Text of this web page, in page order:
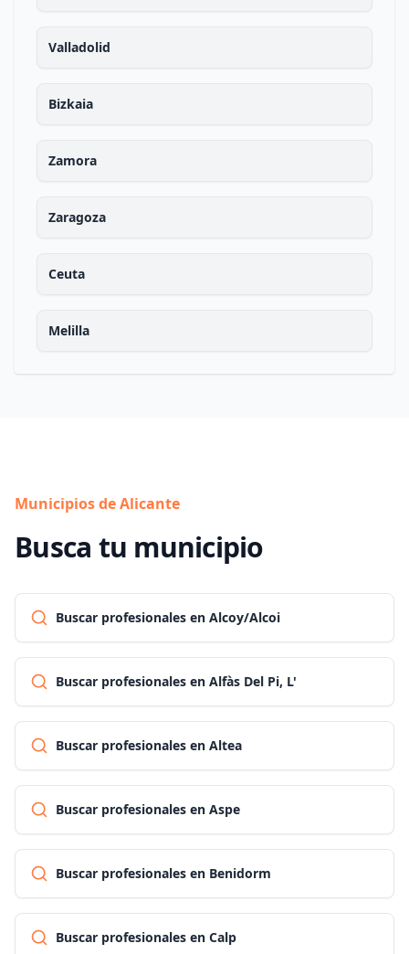
Valladolid
Bizkaia
Zamora
Zaragoza
Ceuta
Melilla
Municipios de Alicante
Busca tu municipio
Buscar profesionales en Alcoy/Alcoi
Buscar profesionales en Alfàs Del Pi, L'
Buscar profesionales en Altea
Buscar profesionales en Aspe
Buscar profesionales en Benidorm
Buscar profesionales en Calp